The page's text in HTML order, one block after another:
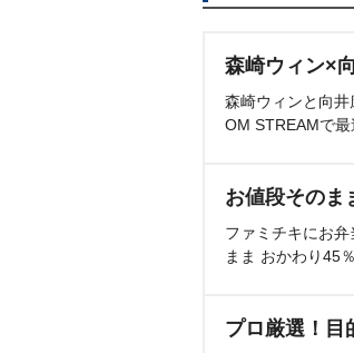
森崎ウィン×
森崎ウィンと向
OM STREAMで最
お値段そのま
ファミチキにお
まま おかわり45
プロ厳選！目